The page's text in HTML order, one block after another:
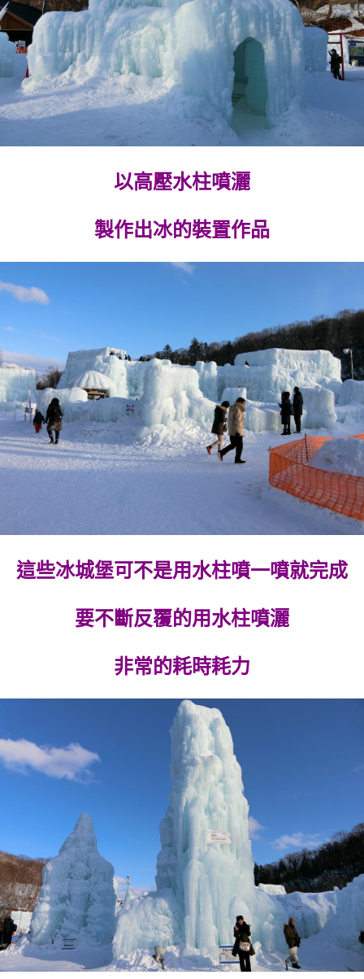
以高壓水柱噴灑
製作出冰的裝置作品
這些冰城堡可不是用水柱噴一噴就完成
要不斷反覆的用水柱噴灑
非常的耗時耗力